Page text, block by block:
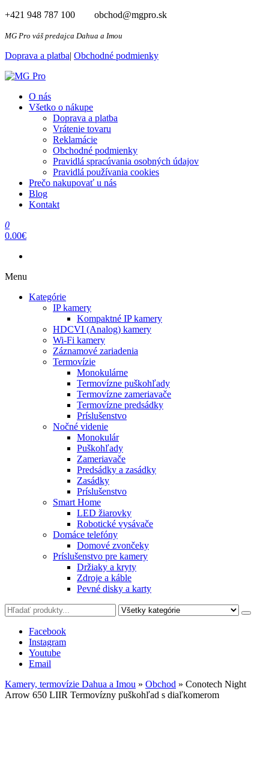
Preskočiť
obsah
+421 948 787 100 obchod@mgpro.sk
MG Pro váš predajca Dahua a Imou
Doprava a platba| Obchodné podmienky
MG Pro
Autorizovaný distribútor Dahua a Imou
O nás
Všetko o nákupe
Doprava a platba
Vrátenie tovaru
Reklamácie
Obchodné podmienky
Pravidlá spracúvania osobných údajov​
Pravidlá používania cookies
Prečo nakupovať u nás
Blog
Kontakt
0
0.00€
Menu
Kategórie
IP kamery
Kompaktné IP kamery
HDCVI (Analog) kamery
Wi-Fi kamery
Záznamové zariadenia
Termovízie
Monokulárne
Termovízne puškohľady
Termovízne zameriavače
Termovízne predsádky
Príslušenstvo
Nočné videnie
Monokulár
Puškohľady
Zameriavače
Predsádky a zasádky
Zasádky
Príslušenstvo
Smart Home
LED žiarovky
Robotické vysávače
Domáce telefóny
Domové zvončeky
Príslušenstvo pre kamery
Držiaky a kryty
Zdroje a káble
Pevné disky a karty
Facebook
Instagram
Youtube
Email
Kamery, termovízie Dahua a Imou » Obchod » Conotech Night
Arrow 650 LIIR Termovízny puškohľad s diaľkomerom